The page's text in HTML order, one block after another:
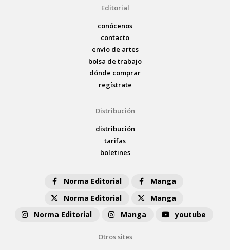
Editorial
conócenos
contacto
envío de artes
bolsa de trabajo
dónde comprar
regístrate
Distribución
distribución
tarifas
boletines
Norma Editorial
Manga
Norma Editorial
Manga
Norma Editorial
Manga youtube
Otros sites